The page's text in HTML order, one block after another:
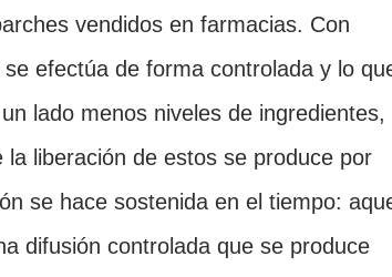
vendidos en farmacias. Con
efectúa de forma controlada y lo
lado menos niveles de ingredientes,
liberación de estos se produce por
se hace sostenida en el tiempo:
difusión controlada que se produce